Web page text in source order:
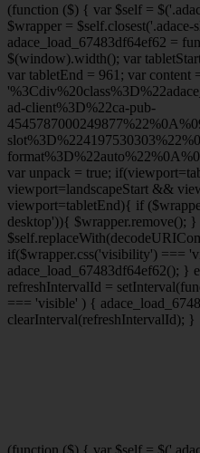
(function ($) { var $self =
$wrapper =
adace_load_67483df64ef62 =
$(window).width(); var
var tabletEnd = 961; var content
ad-client%3D%22ca-pub-
var unpack = true; if(viewport
viewport=landscapeStart &&
viewport=tabletEnd){ if
desktop')){ $wrapper.remove();
if($wrapper.css('visibility') ===
adace_load_67483df64ef62(); }
refreshIntervalId =
=== 'visible' ) {
clearInterval(refreshIntervalId);
(function ($) { var $self =